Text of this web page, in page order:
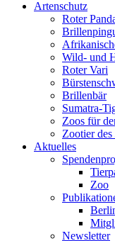
Artenschutz
Roter
Wild- und
Roter Vari
Brillenbär
Sumatra-
Zoos für
Zootier des
Aktuelles
Zoo
Newsletter